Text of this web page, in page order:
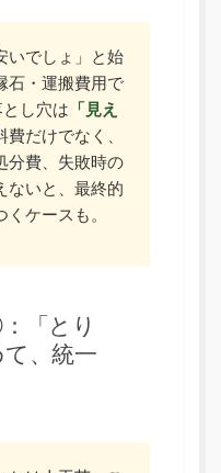
いでしょ」と始
石・運搬費用で
し穴は 「見え
費だけでなく、
分費、失敗時の
ないと、最終的
ケースも。
「とり
、統一